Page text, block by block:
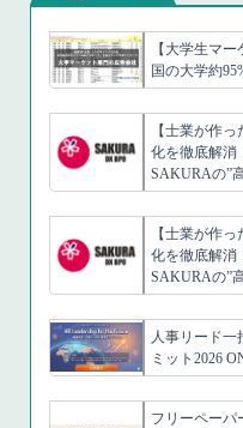
【大学生マ
国の大学約
【士業が作
化を徹底解消
SAKURAの”
【士業が作
化を徹底解消
SAKURAの”
人事リード
ミット2026
フリーペーパ